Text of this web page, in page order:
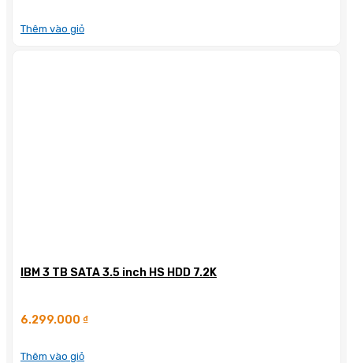
Thêm vào giỏ
IBM 3 TB SATA 3.5 inch HS HDD 7.2K
6.299.000 ₫
Thêm vào giỏ